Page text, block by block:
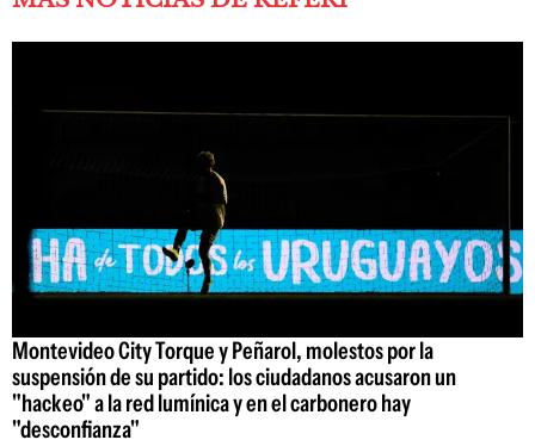
Montevideo City Torque y Peñarol, molestos por la
suspensión de su partido: los ciudadanos acusaron un
"hackeo" a la red lumínica y en el carbonero hay
"desconfianza"